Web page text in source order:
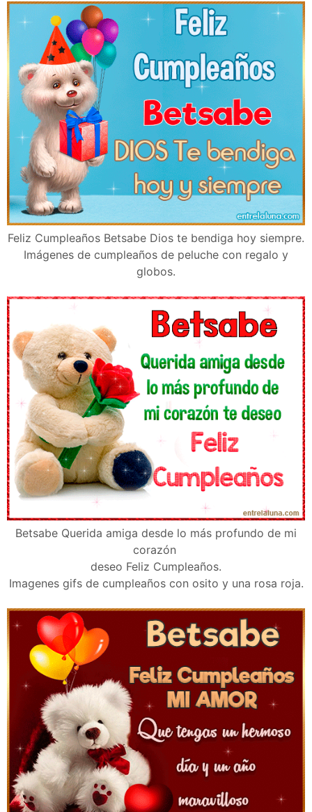
Feliz Cumpleaños Betsabe Dios te bendiga hoy siempre.
Imágenes de cumpleaños de peluche con regalo y
globos.
Betsabe Querida amiga desde lo más profundo de mi
corazón
deseo Feliz Cumpleaños.
Imagenes gifs de cumpleaños con osito y una rosa roja.